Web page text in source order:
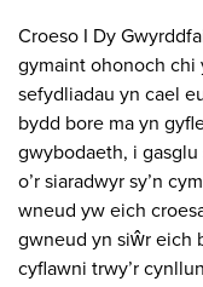
Croeso I Dy
gymaint ohonoch chi
sefydliadau yn cael
bydd bore ma yn
gwybodaeth, i
o’r siaradwyr sy’n
wneud yw eich
gwneud yn siŵr eich
cyflawni trwy’r